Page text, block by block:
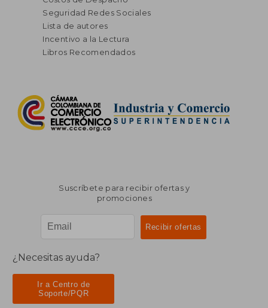
Seguridad Redes Sociales
Lista de autores
Incentivo a la Lectura
Libros Recomendados
Suscríbete para recibir ofertas y
promociones
¿Necesitas ayuda?
Ir a Centro de
Soporte/PQR